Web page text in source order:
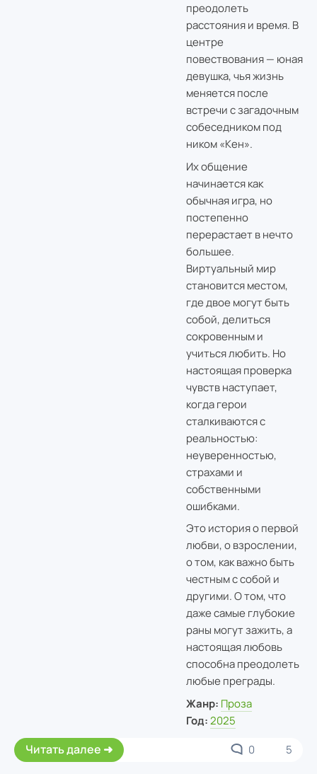
преодолеть
расстояния и время. В
центре
повествования — юная
девушка, чья жизнь
меняется после
встречи с загадочным
собеседником под
ником «Кен».
Их общение
начинается как
обычная игра, но
постепенно
перерастает в нечто
большее.
Виртуальный мир
становится местом,
где двое могут быть
собой, делиться
сокровенным и
учиться любить. Но
настоящая проверка
чувств наступает,
когда герои
сталкиваются с
реальностью:
неуверенностью,
страхами и
собственными
ошибками.
Это история о первой
любви, о взрослении,
о том, как важно быть
честным с собой и
другими. О том, что
даже самые глубокие
раны могут зажить, а
настоящая любовь
способна преодолеть
любые преграды.
Жанр: Проза
Год: 2025
Читать далее 0 5